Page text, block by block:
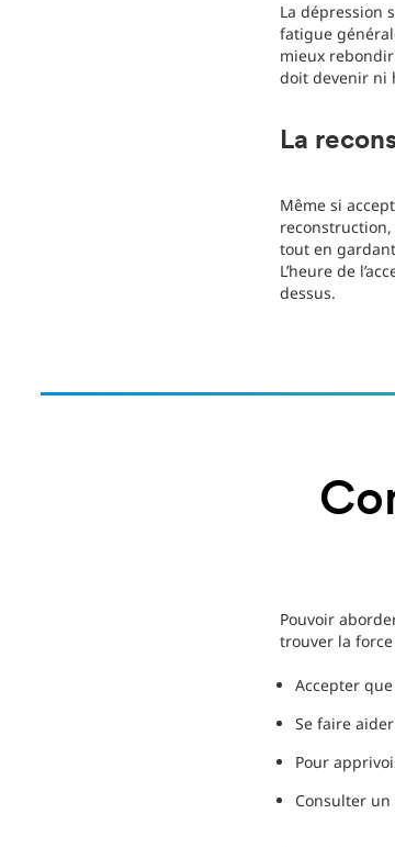
La dépression
fatigue
mieux
doit devenir ni
La
Même si
reconstruction,
tout en
L’heure de
dessus.
Pouvoir
trouver la
Accepter
Se faire
Pour
Consulter